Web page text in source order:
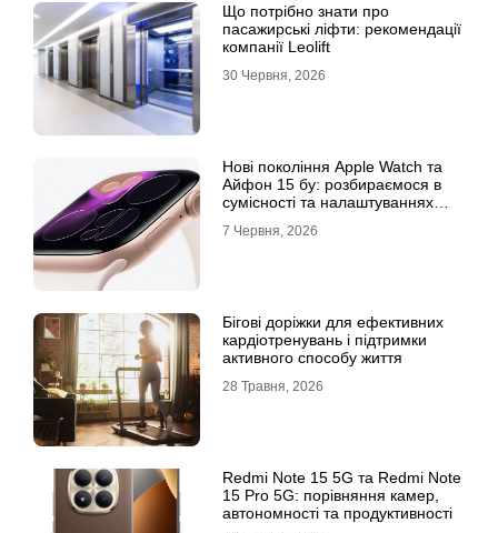
Що потрібно знати про
пасажирські ліфти: рекомендації
компанії Leolift
30 Червня, 2026
Нові покоління Apple Watch та
Айфон 15 бу: розбираємося в
сумісності та налаштуваннях
7 Червня, 2026
Бігові доріжки для ефективних
кардіотренувань і підтримки
активного способу життя
28 Травня, 2026
Redmi Note 15 5G та Redmi Note
15 Pro 5G: порівняння камер,
автономності та продуктивності